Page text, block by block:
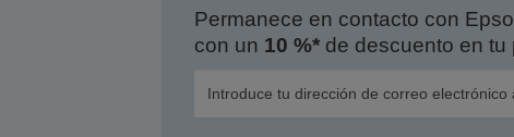
Permanece en contacto con
con un 10 %*de descuento en tu